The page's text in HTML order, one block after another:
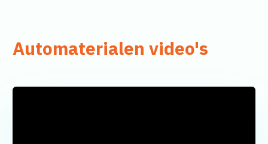
Automaterialen video's